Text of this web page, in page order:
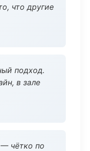
что другие
подход.
в зале
чётко по